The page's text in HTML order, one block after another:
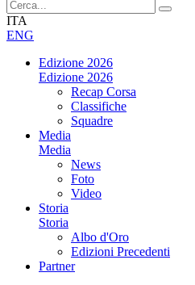
ITA
ENG
Edizione 2026
Edizione 2026
Recap Corsa
Classifiche
Squadre
Media
Media
News
Foto
Video
Storia
Storia
Albo d'Oro
Edizioni Precedenti
Partner